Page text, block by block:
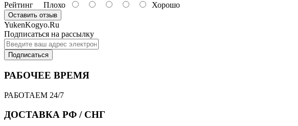
Рейтинг Плохо Хорошо
Оставить отзыв
YukenKogyo.Ru
Подписаться на рассылку
Подписаться
РАБОЧЕЕ ВРЕМЯ
РАБОТАЕМ 24/7
ДОСТАВКА РФ / СНГ